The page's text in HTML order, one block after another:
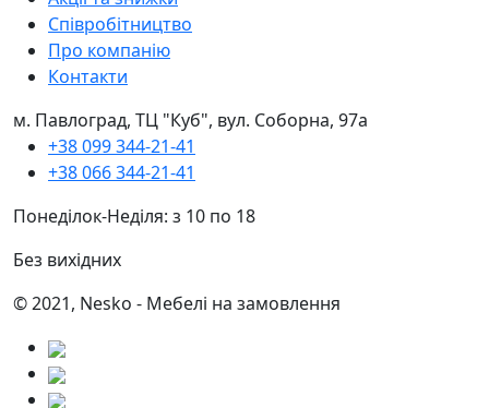
Співробітництво
Про компанію
Контакти
м. Павлоград, ТЦ "Куб", вул. Соборна, 97а
+38 099 344-21-41
+38 066 344-21-41
Понеділок-Неділя: з 10 по 18
Без вихідних
© 2021, Nesko - Мебелі на замовлення